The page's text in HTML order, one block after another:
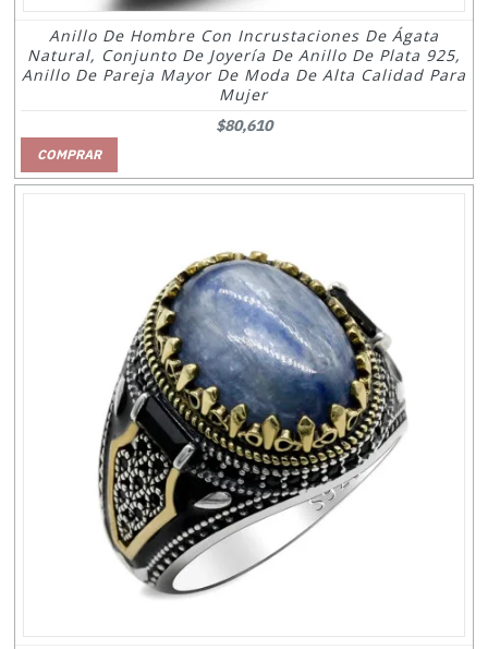
Anillo De Hombre Con Incrustaciones De Ágata
Natural, Conjunto De Joyería De Anillo De Plata 925,
Anillo De Pareja Mayor De Moda De Alta Calidad Para
Mujer
$80,610
COMPRAR